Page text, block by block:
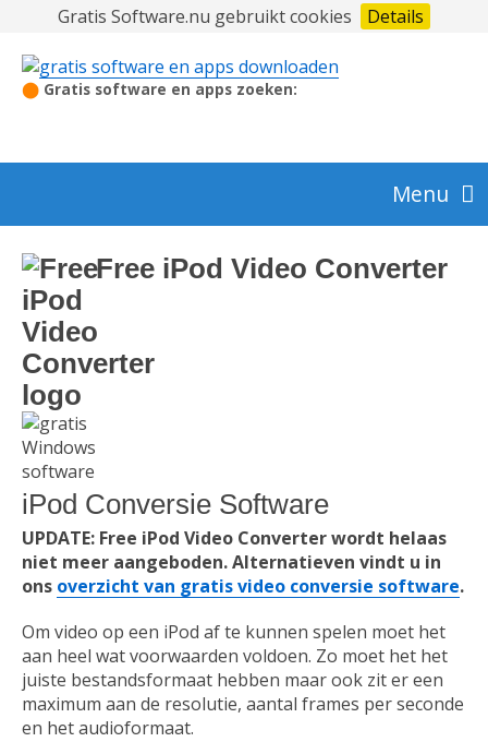
Gratis Software.nu gebruikt cookies Details
⬤ Gratis software en apps zoeken:
Menu
Audio en video
Beeldbewerking en foto
Beveiliging
Browsers
Communicatie
Download
Educatie
Free iPod Video Converter
iPod Conversie Software
UPDATE: Free iPod Video Converter wordt helaas
niet meer aangeboden. Alternatieven vindt u in
ons overzicht van gratis video conversie software.
Om video op een iPod af te kunnen spelen moet het
aan heel wat voorwaarden voldoen. Zo moet het het
juiste bestandsformaat hebben maar ook zit er een
maximum aan de resolutie, aantal frames per seconde
en het audioformaat.